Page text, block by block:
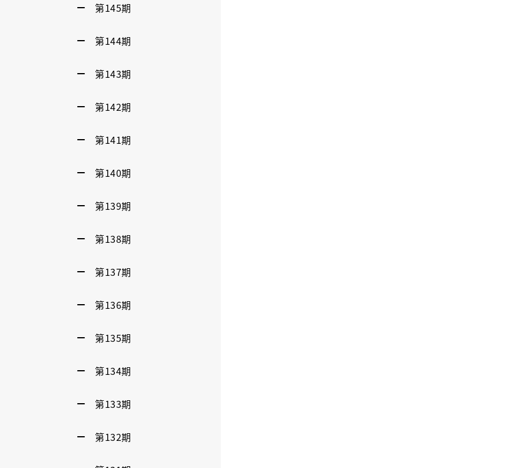
第145期
第144期
第143期
第142期
第141期
第140期
第139期
第138期
第137期
第136期
第135期
第134期
第133期
第132期